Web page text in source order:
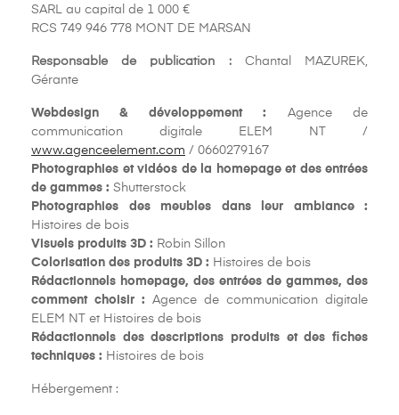
SARL au capital de 1 000 €
RCS 749 946 778 MONT DE MARSAN
Responsable de publication :Chantal MAZUREK,
Gérante
Webdesign & développement : Agence de
communication digitale ELEM NT /
www.agenceelement.com / 0660279167
Photographies et vidéos de la homepage et des entrées
de gammes : Shutterstock
Photographies des meubles dans leur ambiance :
Histoires de bois
Visuels produits 3D : Robin Sillon
Colorisation des produits 3D : Histoires de bois
Rédactionnels homepage, des entrées de gammes, des
comment choisir : Agence de communication digitale
ELEM NT et Histoires de bois
Rédactionnels des descriptions produits et des fiches
techniques : Histoires de bois
Hébergement :